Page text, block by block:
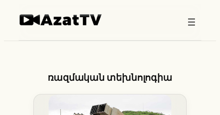
ռազմական տեխնոլոգիա